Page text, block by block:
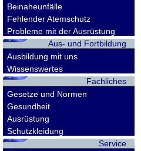
Beinaheunfälle
Fehlender Atemschutz
Probleme mit der Ausrüstung
Aus- und Fortbildung
Ausbildung mit uns
Wissenswertes
Fachliches
Gesetze und Normen
Gesundheit
Ausrüstung
Schutzkleidung
Service